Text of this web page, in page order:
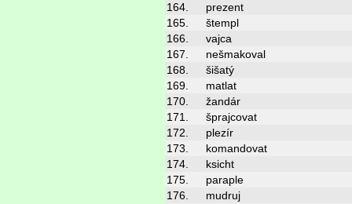
164.
prezent
165.
štempl
166.
vajca
167.
nešmakoval
168.
šišatý
169.
matlat
170.
žandár
171.
šprajcovat
172.
plezír
173.
komandovat
174.
ksicht
175.
paraple
176.
mudruj